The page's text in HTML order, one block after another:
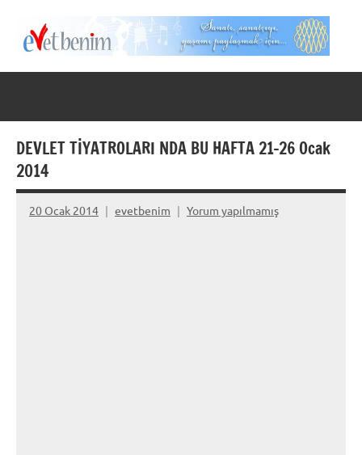
Evet
DEVLET TİYATROLARI NDA BU HAFTA 21-26 Ocak
2014
20 Ocak 2014 evetbenim Yorum yapılmamış